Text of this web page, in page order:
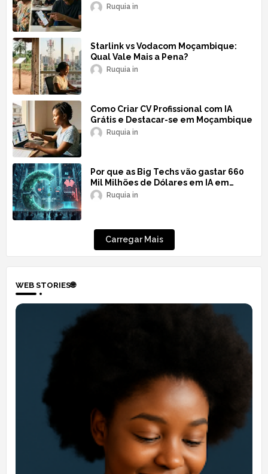
Ruquia
Starlink vs Vodacom Moçambique:
Qual Vale Mais a Pena?
Ruquia
Como Criar CV Profissional com IA
Grátis e Destacar-se em Moçambique
Ruquia
Por que as Big Techs vão gastar 660
Mil Milhões de Dólares em IA em
2026?Ruquia
Carregar Mais
WEB STORIES🌐